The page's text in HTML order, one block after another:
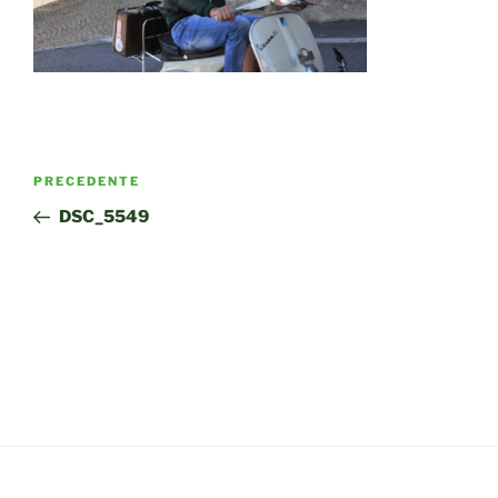
Navigazione
Articolo
precedente:
PRECEDENTE
DSC_5549